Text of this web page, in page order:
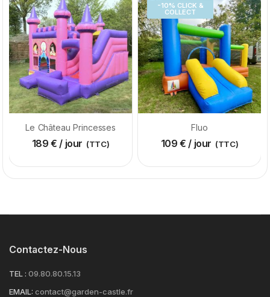
Le Château Princesses
189€ / jour (TTC)
-10% CLICK &
COLLECT
Fluo
109€ / jour (TTC)
Contactez-Nous
TEL : 09.80.80.15.13
EMAIL: contact@garden-castle.fr